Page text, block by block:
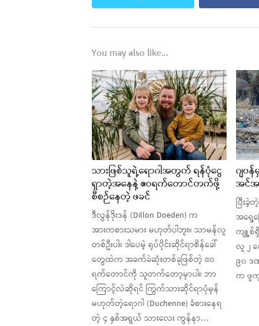
You may also like...
သားဖြစ်သူရဲ့ရောဂါအတွက် ရန်ပုံငွေ
ရှာတဲ့အနေနဲ့ ဧဝရက်တောင်တက်ဖို့
စီစဉ်နေတဲ့ ဖခင်
ဒီလွန်ဒိုးဒန် (Dillon Doeden) က
အားကစားသမား မဟုတ်ပါဘူး။ သာမန်လူ
တစ်ဦးပါ။ ဒါပေမဲ့ ရုပ်ပိုင်းဆိုင်ရာစိန်ခေါ်
တွေထဲက အခက်ခဲဆုံးတစ်ခုဖြစ်တဲ့ ဧဝ
ရက်တောင်ကို သူတက်တော့မှာပါ။ ဘာ
ကြောင့်လဲဆိုရင် ကြွက်သားဆိုင်ရာပုံမှန်
မဟုတ်တဲ့ရောဂါ (Duchenne) ခံစားနေရ
တဲ့ ၄ နှစ်အရွယ် သားလေး ကွန်နာ…
ဂျပ
အင်အ
ပြီးခဲ့
အရှေ့မ
ကျူ့စ်
လူ ၂
၉၀ ဒ
က ဖူကူ